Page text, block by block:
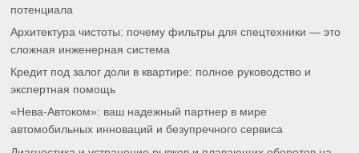
потенциала
Архитектура чистоты: почему фильтры для спецтехники — это
сложная инженерная система
Кредит под залог доли в квартире: полное руководство и
экспертная помощь
«Нева-Автоком»: ваш надежный партнер в мире
автомобильных инноваций и безупречного сервиса